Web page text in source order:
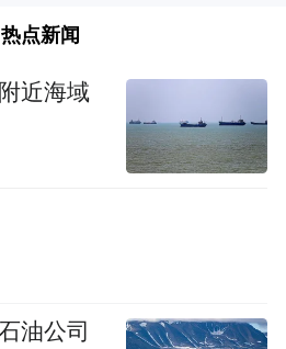
热点新闻
近海域
油公司